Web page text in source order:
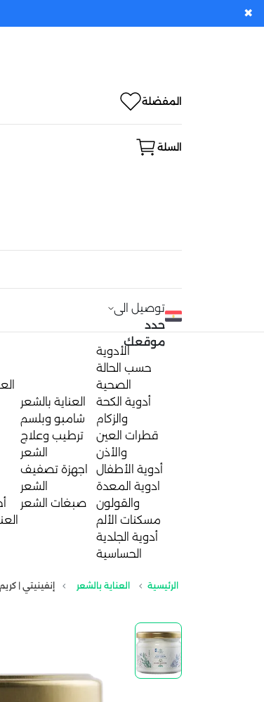
المفضلة
السلة
توصيل الى
حدد
موقعك
الأدوية
حسب الحالة
الصحية
أدوية الكحة
والزكام
قطرات العين
والأذن
أدوية الأطفال
ادوية المعدة
والقولون
مسكنات الألم
أدوية الجلدية
الحساسية
العناية بالشعر
شامبو وبلسم
ترطيب وعلاج
الشعر
اجهزة تصفيف
الشعر
صبغات الشعر
الرئيسية العناية بالشعر إنفينيتي |
✖